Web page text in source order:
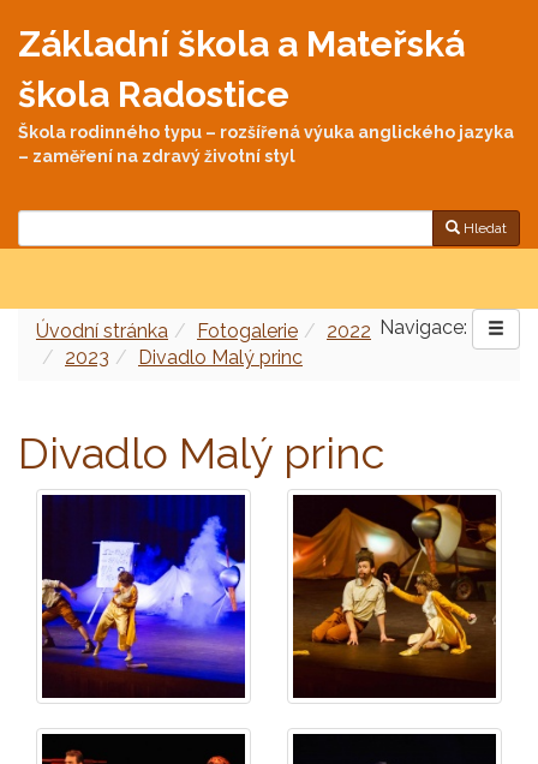
Základní škola a Mateřská
škola Radostice
Škola rodinného typu – rozšířená výuka anglického jazyka
– zaměření na zdravý životní styl
Hledat
Navigace:
Úvodní stránka Fotogalerie
2022
2023
Divadlo Malý princ
Divadlo Malý princ